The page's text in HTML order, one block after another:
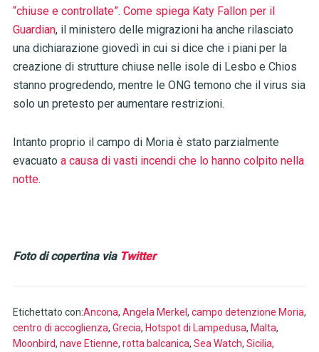
“chiuse e controllate”. Come spiega Katy Fallon per il
Guardian, il ministero delle migrazioni ha anche rilasciato
una dichiarazione giovedì in cui si dice che i piani per la
creazione di strutture chiuse nelle isole di Lesbo e Chios
stanno progredendo, mentre le ONG temono che il virus sia
solo un pretesto per aumentare restrizioni.
Intanto proprio il campo di Moria è stato parzialmente
evacuato a causa di vasti incendi che lo hanno colpito nella
notte.
Foto di copertina via Twitter
Etichettato con:Ancona, Angela Merkel , campo detenzione Moria,
centro di accoglienza, Grecia, Hotspot di Lampedusa, Malta,
Moonbird, nave Etienne, rotta balcanica, Sea Watch, Sicilia,